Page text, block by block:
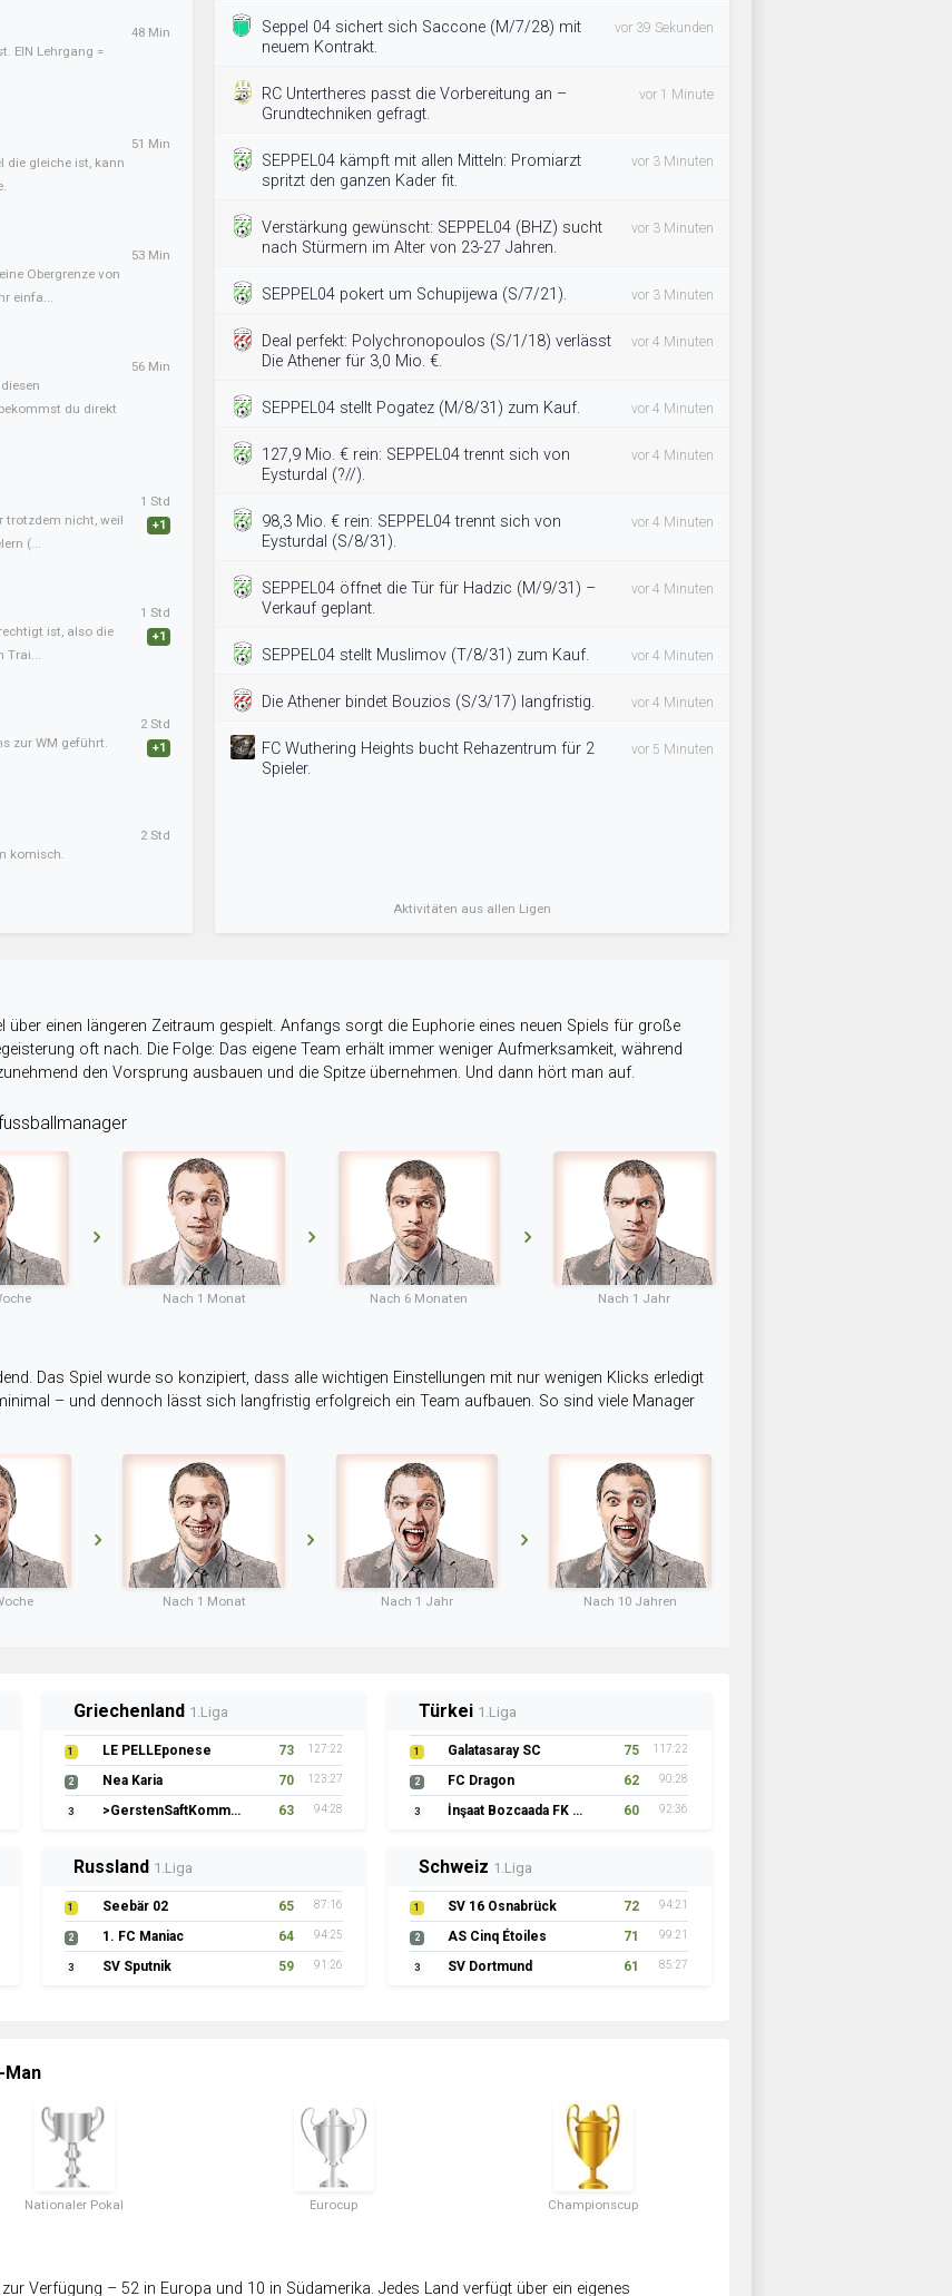
EIN Lehrgang =
48 Min
die gleiche ist, kann
51 Min
Obergrenze von
einfa...
53 Min
du direkt
56 Min
trotzdem nicht, weil
(...
1 Std
+1
ist, also die
Trai...
1 Std
+1
zur WM geführt.
2 Std
+1
komisch.
2 Std
Seppel 04 sichert sich Saccone (M/7/28) mit
neuem Kontrakt.
vor 39 Sekunden
RC Untertheres passt die Vorbereitung an –
Grundtechniken gefragt.
vor 1 Minute
SEPPEL04 kämpft mit allen Mitteln: Promiarzt
spritzt den ganzen Kader fit.
vor 3 Minuten
Verstärkung gewünscht: SEPPEL04 (BHZ) sucht
nach Stürmern im Alter von 23-27 Jahren.
vor 3 Minuten
SEPPEL04 pokert um Schupijewa (S/7/21). vor 3 Minuten
Deal perfekt: Polychronopoulos (S/1/18) verlässt
Die Athener für 3,0 Mio. €.
vor 4 Minuten
SEPPEL04 stellt Pogatez (M/8/31) zum Kauf. vor 4 Minuten
127,9 Mio. € rein: SEPPEL04 trennt sich von
Eysturdal (?//).
vor 4 Minuten
98,3 Mio. € rein: SEPPEL04 trennt sich von
Eysturdal (S/8/31).
vor 4 Minuten
SEPPEL04 öffnet die Tür für Hadzic (M/9/31) –
Verkauf geplant.
vor 4 Minuten
SEPPEL04 stellt Muslimov (T/8/31) zum Kauf. vor 4 Minuten
Die Athener bindet Bouzios (S/3/17) langfristig. vor 4 Minuten
FC Wuthering Heights bucht Rehazentrum für 2
Spieler.
vor 5 Minuten
Aktivitäten aus allen Ligen
über einen längeren Zeitraum gespielt. Anfangs sorgt die Euphorie eines neuen Spiels für große
oft nach. Die Folge: Das eigene Team erhält immer weniger Aufmerksamkeit, während
den Vorsprung ausbauen und die Spitze übernehmen. Und dann hört man auf.
Nach 1 Monat Nach 6 Monaten Nach 1 Jahr
Das Spiel wurde so konzipiert, dass alle wichtigen Einstellungen mit nur wenigen Klicks erledigt
– und dennoch lässt sich langfristig erfolgreich ein Team aufbauen. So sind viele Manager
Nach 1 Monat Nach 1 Jahr Nach 10 Jahren
Griechenland 1.Liga
1 LE PELLEponese 73 127:22
2 Nea Karia 70 123:27
3 >GerstenSaftKommando 63 94:28
Türkei 1.Liga
1 Galatasaray SC 75 117:22
2 FC Dragon 62 90:28
3 İnşaat Bozcaada FK 1957 60 92:36
Russland 1.Liga
1 Seebär 02 65 87:16
2 1. FC Maniac 64 94:25
3 SV Sputnik 59 91:26
Schweiz 1.Liga
1 SV 16 Osnabrück 72 94:21
2 AS Cinq Étoiles 71 99:21
3 SV Dortmund 61 85:27
Man
Nationaler Pokal Eurocup Championscup
Verfügung – 52 in Europa und 10 in Südamerika. Jedes Land verfügt über ein eigenes